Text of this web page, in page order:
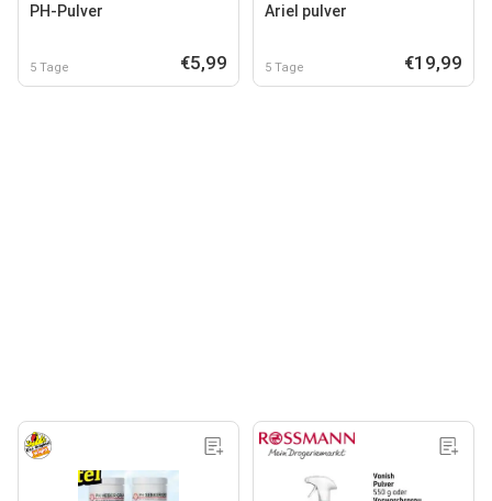
PH-Pulver
5 Tage €5,99
Ariel pulver
5 Tage €19,99